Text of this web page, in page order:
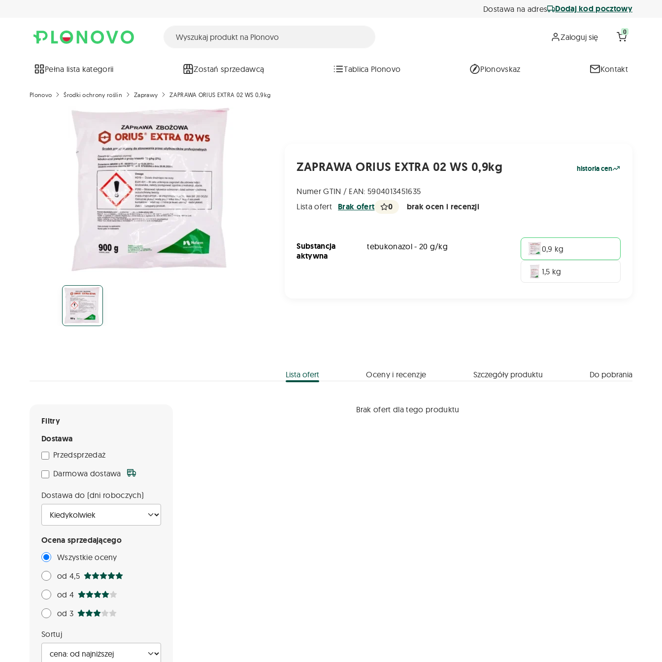
Dostawa na adres Dodaj kod pocztowy
Zaloguj się 0
Pełna lista kategorii Zostań sprzedawcą Tablica Plonovo Plonovskaz Kontakt
Plonovo Środki ochrony roślin Zaprawy ZAPRAWA ORIUS EXTRA 02 WS 0,9kg
ZAPRAWA ORIUS EXTRA 02 WS 0,9kg
Numer GTIN / EAN: 5904013451635
historia cen
Lista ofert Brak ofert 0 brak ocen i recenzji
Substancja
aktywna
tebukonazol - 20 g/kg 0,9 kg
1,5 kg
Lista ofert Oceny i recenzje Szczegóły produktu Do pobrania
Filtry
Dostawa
Przedsprzedaż
Darmowa dostawa
Dostawa do (dni roboczych)
Ocena sprzedającego
Wszystkie oceny
od 4,5
od 4
od 3
Sortuj
Brak ofert dla tego produktu